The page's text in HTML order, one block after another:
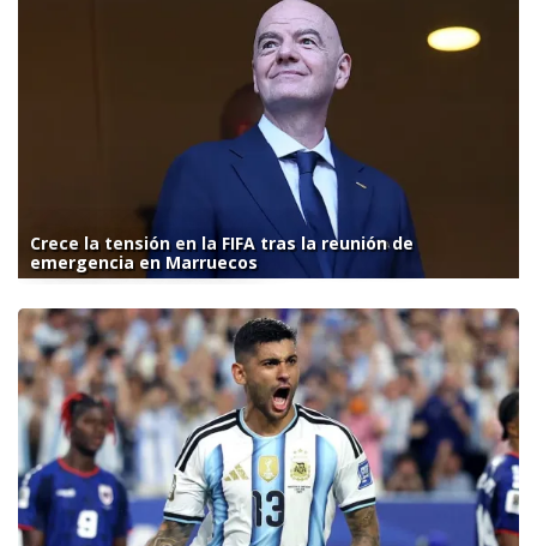
Crece la tensión en la FIFA tras la reunión de
emergencia en Marruecos